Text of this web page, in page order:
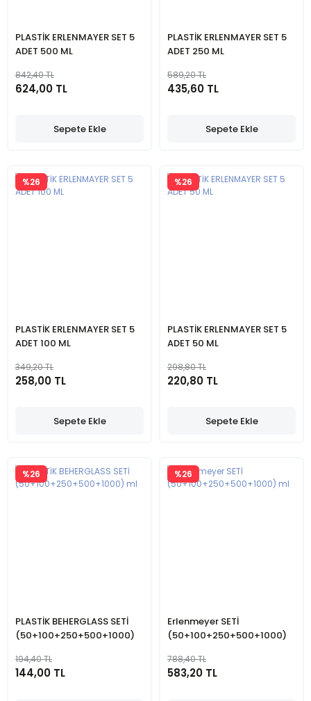
PLASTİK ERLENMAYER SET 5
ADET 500 ML
842,40 TL
624,00 TL
Sepete Ekle
PLASTİK ERLENMAYER SET 5
ADET 250 ML
589,20 TL
435,60 TL
Sepete Ekle
PLASTİK ERLENMAYER SET 5
ADET 100 ML
%26
349,20 TL
258,00 TL
Sepete Ekle
PLASTİK ERLENMAYER SET 5
ADET 50 ML
%26
298,80 TL
220,80 TL
Sepete Ekle
PLASTİK BEHERGLASS SETİ
(50+100+250+500+1000)
%26
194,40 TL
144,00 TL
Erlenmeyer SETİ
(50+100+250+500+1000)
%26
788,40 TL
583,20 TL